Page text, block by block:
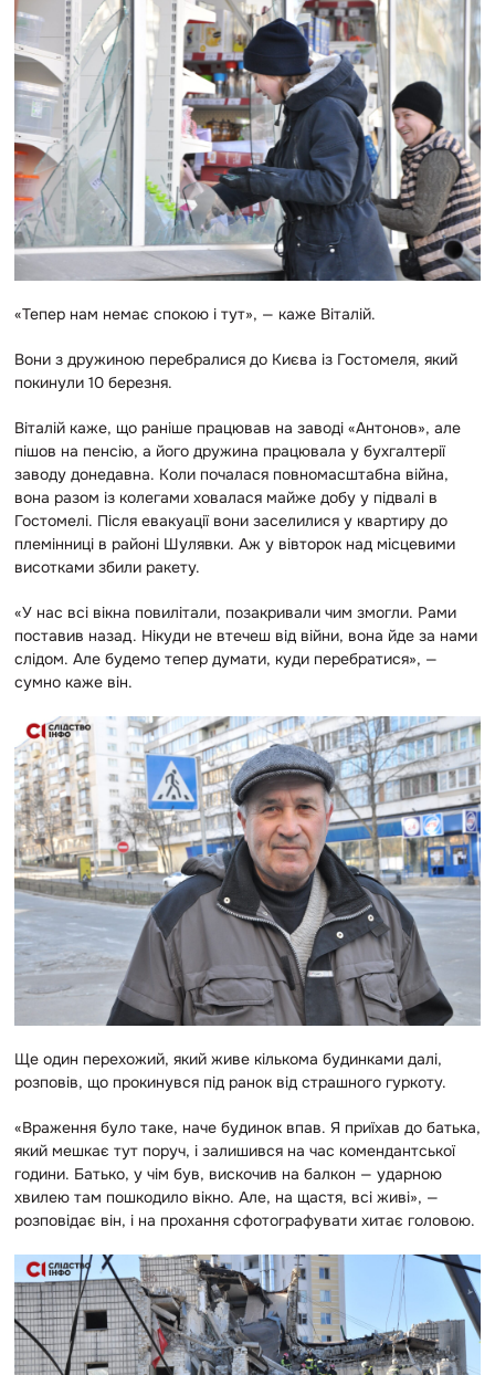
«Тепер нам немає спокою і тут», — каже Віталій.
Вони з дружиною перебралися до Києва із Гостомеля, який
покинули 10 березня.
Віталій каже, що раніше працював на заводі «Антонов», але
пішов на пенсію, а його дружина працювала у бухгалтерії
заводу донедавна. Коли почалася повномасштабна війна,
вона разом із колегами ховалася майже добу у підвалі в
Гостомелі. Після евакуації вони заселилися у квартиру до
племінниці в районі Шулявки. Аж у вівторок над місцевими
висотками збили ракету.
«У нас всі вікна повилітали, позакривали чим змогли. Рами
поставив назад. Нікуди не втечеш від війни, вона йде за нами
слідом. Але будемо тепер думати, куди перебратися», —
сумно каже він.
Ще один перехожий, який живе кількома будинками далі,
розповів, що прокинувся під ранок від страшного гуркоту.
«Враження було таке, наче будинок впав. Я приїхав до батька,
який мешкає тут поруч, і залишився на час комендантської
години. Батько, у чім був, вискочив на балкон — ударною
хвилею там пошкодило вікно. Але, на щастя, всі живі», —
розповідає він, і на прохання сфотографувати хитає головою.